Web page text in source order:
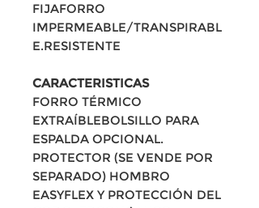
FIJAFORRO
IMPERMEABLE/TRANSPIRABL
E.RESISTENTE
CARACTERISTICAS
FORRO TÉRMICO
EXTRAÍBLEBOLSILLO PARA
ESPALDA OPCIONAL.
PROTECTOR (SE VENDE POR
SEPARADO) HOMBRO
EASYFLEX Y PROTECCIÓN DEL